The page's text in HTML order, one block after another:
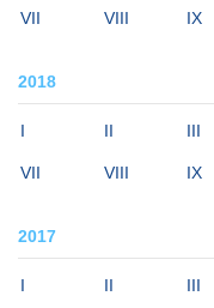
VII VIII IX
2018
I II III
VII VIII IX
2017
I II III